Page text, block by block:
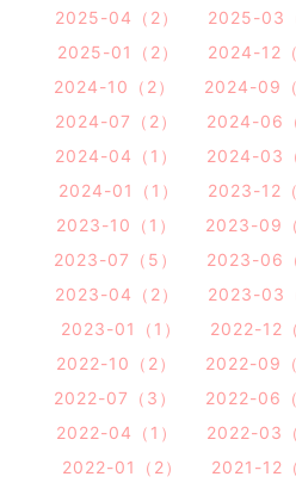
2025-04（2）
2025-03（
2025-01（2）
2024-12（
2024-10（2）
2024-09（
2024-07（2）
2024-06（
2024-04（1）
2024-03（
2024-01（1）
2023-12（
2023-10（1）
2023-09（
2023-07（5）
2023-06（
2023-04（2）
2023-03（
2023-01（1）
2022-12（
2022-10（2）
2022-09（
2022-07（3）
2022-06（
2022-04（1）
2022-03（
2022-01（2）
2021-12（